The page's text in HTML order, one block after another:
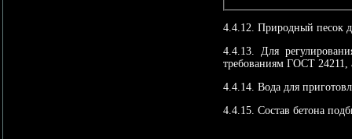
4.4.12. Природный песок
4.4.13. Для
требованиям ГОСТ 24211,
4.4.14. Вода для
4.4.15. Состав бетона